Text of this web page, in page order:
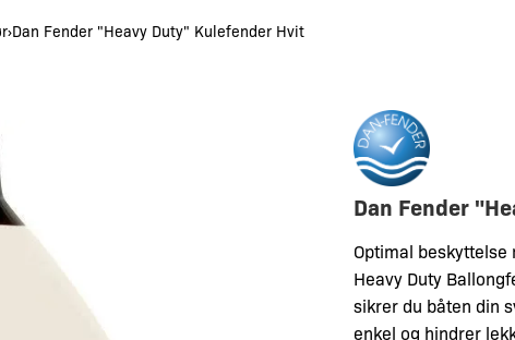
Dan Fender "Heavy Duty" Kulefender Hvit
Dan Fender
Optimal
Heavy Duty
sikrer du båten din
enkel og hindrer